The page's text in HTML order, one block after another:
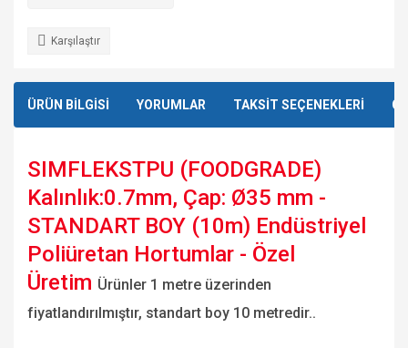
Karşılaştır
ÜRÜN BİLGİSİ YORUMLAR TAKSİT SEÇENEKLERİ
SIMFLEKSTPU (FOODGRADE)
Kalınlık:0.7mm, Çap: Ø35 mm -
STANDART BOY (10m) Endüstriyel
Poliüretan Hortumlar - Özel
Üretim Ürünler 1 metre üzerinden
fiyatlandırılmıştır, standart boy 10 metredir..